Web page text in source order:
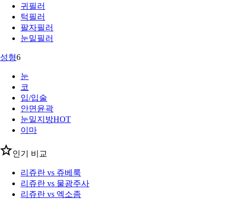
귀필러
턱필러
팔자필러
눈밑필러
성형6
눈
코
입/입술
안면윤곽
눈밑지방HOT
이마
인기 비교
리쥬란 vs 쥬베룩
리쥬란 vs 물광주사
리쥬란 vs 엑소좀